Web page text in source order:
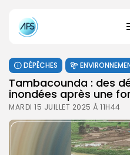
DÉPÊCHES
Tambacounda : des
inondées après une
MARDI 15 JUILLET 2025 À 11H44